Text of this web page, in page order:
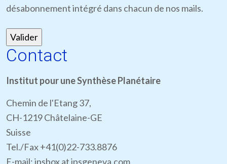
désabonnement intégré dans chacun de nos mails.
Contact
Institut pour une Synthèse Planétaire
Chemin de l'Etang 37,
CH-1219 Châtelaine-GE
Suisse
Tel./Fax +41(0)22-733.8876
E-mail: ipsbox at ipsgeneva.com